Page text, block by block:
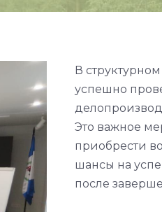
В
успешно
Это важное
приобрести
шансы на
после